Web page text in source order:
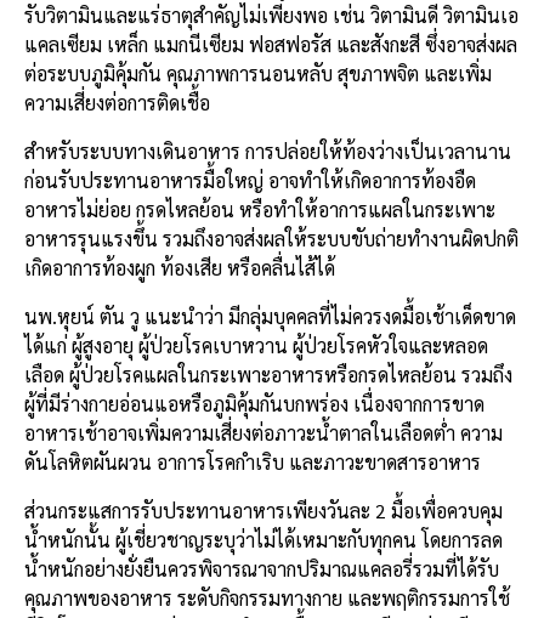
รับวิตามินและแร่ธาตุสำคัญไม่เพียงพอ เช่น วิตามินดี วิตามินเอ
แคลเซียม เหล็ก แมกนีเซียม ฟอสฟอรัส และสังกะสี ซึ่งอาจส่งผล
ต่อระบบภูมิคุ้มกัน คุณภาพการนอนหลับ สุขภาพจิต และเพิ่ม
ความเสี่ยงต่อการติดเชื้อ
สำหรับระบบทางเดินอาหาร การปล่อยให้ท้องว่างเป็นเวลานาน
ก่อนรับประทานอาหารมื้อใหญ่ อาจทำให้เกิดอาการท้องอืด
อาหารไม่ย่อย กรดไหลย้อน หรือทำให้อาการแผลในกระเพาะ
อาหารรุนแรงขึ้น รวมถึงอาจส่งผลให้ระบบขับถ่ายทำงานผิดปกติ
เกิดอาการท้องผูก ท้องเสีย หรือคลื่นไส้ได้
นพ.หุยน์ ตัน วู แนะนำว่า มีกลุ่มบุคคลที่ไม่ควรงดมื้อเช้าเด็ดขาด
ได้แก่ ผู้สูงอายุ ผู้ป่วยโรคเบาหวาน ผู้ป่วยโรคหัวใจและหลอด
เลือด ผู้ป่วยโรคแผลในกระเพาะอาหารหรือกรดไหลย้อน รวมถึง
ผู้ที่มีร่างกายอ่อนแอหรือภูมิคุ้มกันบกพร่อง เนื่องจากการขาด
อาหารเช้าอาจเพิ่มความเสี่ยงต่อภาวะน้ำตาลในเลือดต่ำ ความ
ดันโลหิตผันผวน อาการโรคกำเริบ และภาวะขาดสารอาหาร
ส่วนกระแสการรับประทานอาหารเพียงวันละ 2 มื้อเพื่อควบคุม
น้ำหนักนั้น ผู้เชี่ยวชาญระบุว่าไม่ได้เหมาะกับทุกคน โดยการลด
น้ำหนักอย่างยั่งยืนควรพิจารณาจากปริมาณแคลอรี่รวมที่ได้รับ
คุณภาพของอาหาร ระดับกิจกรรมทางกาย และพฤติกรรมการใช้